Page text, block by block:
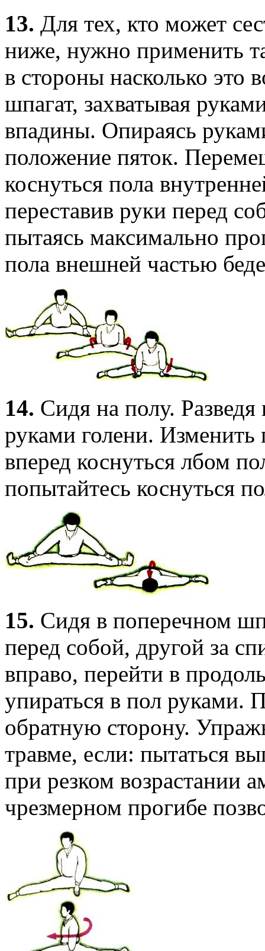
13. Для тех, кто может
ниже, нужно применить
в стороны насколько это
шпагат, захватывая
впадины. Опираясь
положение пяток.
коснуться пола
переставив руки перед
пытаясь максимально
пола внешней частью
14. Сидя на полу. Разведя
руками голени. Изменить
вперед коснуться лбом
попытайтесь коснуться
15. Сидя в поперечном
перед собой, другой за
вправо, перейти в
упираться в пол руками.
обратную сторону.
травме, если: пытаться
при резком возрастании
чрезмерном прогибе